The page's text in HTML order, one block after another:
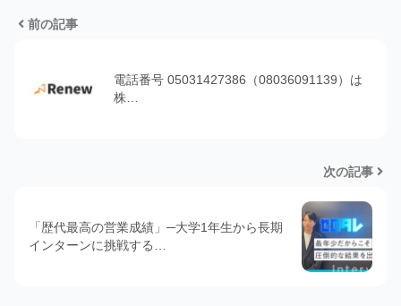
前の記事
電話番号 05031427386（08036091139）は
株…
次の記事
「歴代最高の営業成績」─大学1年生から長期
インターンに挑戦する…